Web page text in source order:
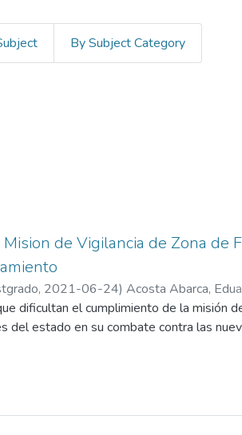
By Subject Category
"Acosta Abarca,
de Vigilancia de Zona de
, 2021-06-24) Acosta Abarca,
dificultan el cumplimiento de la misión
estado en su combate contra las
las experiencias, los procesos e